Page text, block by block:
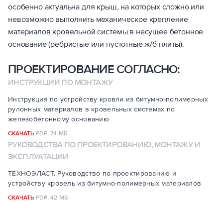
особенно актуальна для крыш, на которых сложно или
невозможно выполнить механическое крепление
материалов кровельной системы в несущее бетонное
основание (ребристые или пустотные ж/б плиты).
ПРОЕКТИРОВАНИЕ СОГЛАСНО:
ИНСТРУКЦИИ ПО МОНТАЖУ
Инструкция по устройству кровли из битумно-полимерных
рулонных материалов в кровельных системах по
железобетонному основанию
СКАЧАТЬ PDF,74 МБ
РУКОВОДСТВА ПО ПРОЕКТИРОВАНИЮ, МОНТАЖУ И
ЭКСПЛУАТАЦИИ
ТЕХНОЭЛАСТ. Руководство по проектированию и
устройству кровель из битумно-полимерных материалов
СКАЧАТЬ PDF,42 МБ